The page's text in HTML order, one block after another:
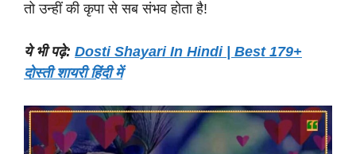
तो उन्हीं की कृपा से सब संभव होता है!
ये भी पढ़े: Dosti Shayari In Hindi | Best 179+
दोस्ती शायरी हिंदी में